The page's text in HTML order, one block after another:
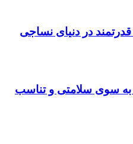
قدرتمند در دنیای نساجی
سوی سلامتی و تناسب